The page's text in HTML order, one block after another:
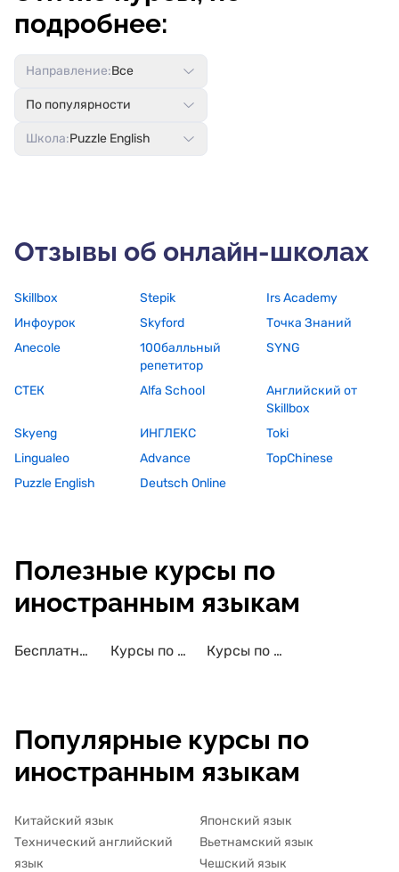
подробнее:
Направление:Все
По популярности
Школа:Puzzle English
Отзывы об онлайн-школах
Skillbox Stepik
Irs Academy
Инфоурок
Skyford
Точка Знаний
Anecole
100балльный
репетитор
SYNG
СТЕК Alfa School
Английский от
Skillbox
Skyeng
ИНГЛЕКС
Toki
Lingualeo
Advance
TopChinese
Puzzle English
Deutsch Online
Полезные курсы по
иностранным языкам
Бесплатные курсы по иностранным языкам Курсы по иностранным языкам с сертификатом Курсы по иностранным языкам для детей
Популярные курсы по
иностранным языкам
Китайский язык
Технический английский
язык
Японский язык
Вьетнамский язык
Чешский язык